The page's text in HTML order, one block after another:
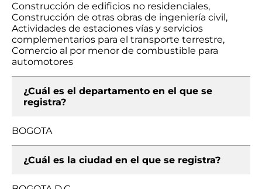
Construcción de edificios no residenciales,
Construcción de otras obras de ingeniería civil,
Actividades de estaciones vías y servicios
complementarios para el transporte terrestre,
Comercio al por menor de combustible para
automotores
¿Cuál es el departamento en el que se
registra?
BOGOTA
¿Cuál es la ciudad en el que se registra?